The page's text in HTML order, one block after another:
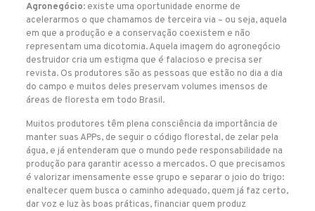
Agronegócio: existe uma oportunidade enorme de
acelerarmos o que chamamos de terceira via – ou seja, aquela
em que a produção e a conservação coexistem e não
representam uma dicotomia. Aquela imagem do agronegócio
destruidor cria um estigma que é falacioso e precisa ser
revista. Os produtores são as pessoas que estão no dia a dia
do campo e muitos deles preservam volumes imensos de
áreas de floresta em todo Brasil.
Muitos produtores têm plena consciência da importância de
manter suas APPs, de seguir o código florestal, de zelar pela
água, e já entenderam que o mundo pede responsabilidade na
produção para garantir acesso a mercados. O que precisamos
é valorizar imensamente esse grupo e separar o joio do trigo:
enaltecer quem busca o caminho adequado, quem já faz certo,
dar voz e luz às boas práticas, financiar quem produz